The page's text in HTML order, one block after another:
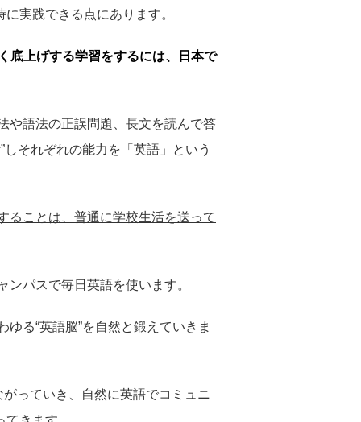
実践できる点にあります。
底上げする学習をするには、日本で
や語法の正誤問題、長文を読んで答
それぞれの能力を「英語」という
ることは、普通に学校生活を送って
パスで毎日英語を使います。
る“英語脳”を自然と鍛えていきま
っていき、自然に英語でコミュニ